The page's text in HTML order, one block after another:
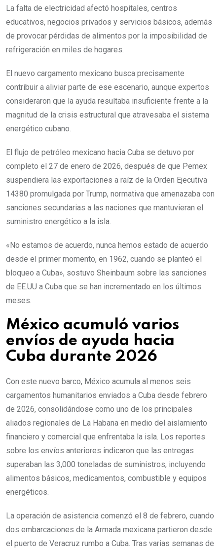
La falta de electricidad afectó hospitales, centros
educativos, negocios privados y servicios básicos, además
de provocar pérdidas de alimentos por la imposibilidad de
refrigeración en miles de hogares.
El nuevo cargamento mexicano busca precisamente
contribuir a aliviar parte de ese escenario, aunque expertos
consideraron que la ayuda resultaba insuficiente frente a la
magnitud de la crisis estructural que atravesaba el sistema
energético cubano.
El flujo de petróleo mexicano hacia Cuba se detuvo por
completo el 27 de enero de 2026, después de que Pemex
suspendiera las exportaciones a raíz de la Orden Ejecutiva
14380 promulgada por Trump, normativa que amenazaba con
sanciones secundarias a las naciones que mantuvieran el
suministro energético a la isla.
«No estamos de acuerdo, nunca hemos estado de acuerdo
desde el primer momento, en 1962, cuando se planteó el
bloqueo a Cuba», sostuvo Sheinbaum sobre las sanciones
de EE.UU a Cuba que se han incrementado en los últimos
meses.
México acumuló varios
envíos de ayuda hacia
Cuba durante 2026
Con este nuevo barco, México acumula al menos seis
cargamentos humanitarios enviados a Cuba desde febrero
de 2026, consolidándose como uno de los principales
aliados regionales de La Habana en medio del aislamiento
financiero y comercial que enfrentaba la isla. Los reportes
sobre los envíos anteriores indicaron que las entregas
superaban las 3,000 toneladas de suministros, incluyendo
alimentos básicos, medicamentos, combustible y equipos
energéticos.
La operación de asistencia comenzó el 8 de febrero, cuando
dos embarcaciones de la Armada mexicana partieron desde
el puerto de Veracruz rumbo a Cuba. Tras varias semanas de